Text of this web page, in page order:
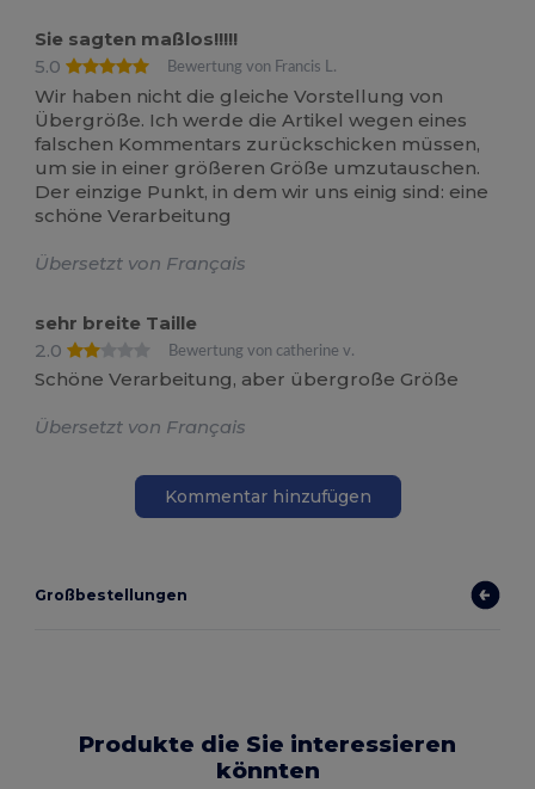
Sie sagten maßlos!!!!!
5.0
Bewertung von Francis L.
Wir haben nicht die gleiche Vorstellung von
Übergröße. Ich werde die Artikel wegen eines
falschen Kommentars zurückschicken müssen,
um sie in einer größeren Größe umzutauschen.
Der einzige Punkt, in dem wir uns einig sind: eine
schöne Verarbeitung
Übersetzt von Français
sehr breite Taille
2.0
Bewertung von catherine v.
Schöne Verarbeitung, aber übergroße Größe
Übersetzt von Français
Kommentar hinzufügen
Großbestellungen
Produkte die Sie interessieren
könnten